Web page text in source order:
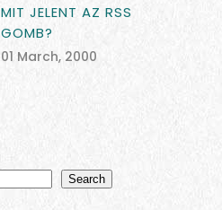
MIT JELENT AZ RSS
GOMB?
01 March, 2000
Search